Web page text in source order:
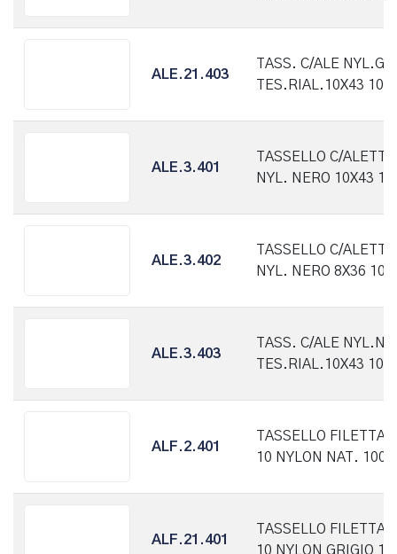
ALE.21.403
TASS. C/ALE
TES.RIAL.10X43
ALE.3.401
TASSELLO C/ALETTE
NYL. NERO 10X43
ALE.3.402
TASSELLO C/ALETTE
NYL. NERO 8X36
ALE.3.403
TASS. C/ALE
TES.RIAL.10X43
ALF.2.401
TASSELLO
10 NYLON NAT.
ALF.21.401
TASSELLO
10 NYLON GRIGIO